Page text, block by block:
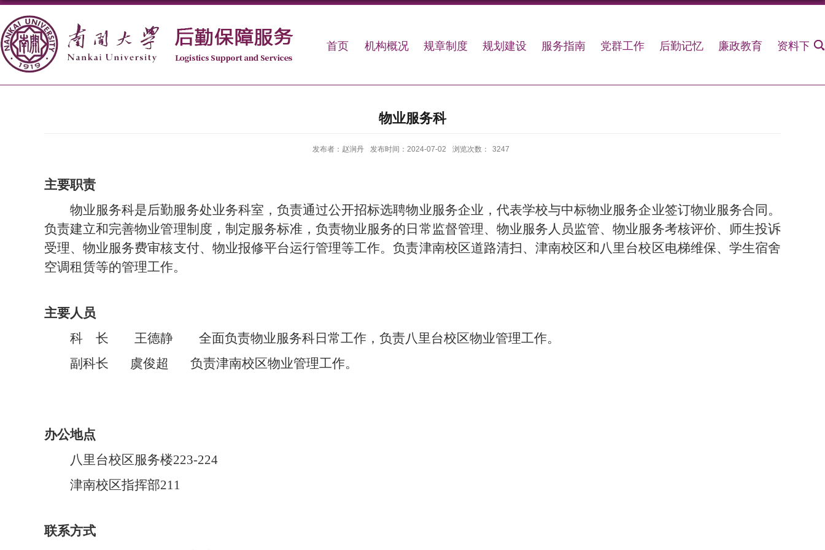
首页 机构概况 规章制度 规划建设 服务指南 党群工作 后勤记忆 廉政教育 资料下载
物业服务科
发布者：赵涧丹 发布时间：2024-07-02 浏览次数： 3247
主要职责
物业服务科是后勤服务处业务科室，负责通过公开招标选聘物业服务企业，代表学校与中标物业服务企业签订物业服务合同。
负责建立和完善物业管理制度，制定服务标准，负责物业服务的日常监督管理、物业服务人员监管、物业服务考核评价、师生投诉
受理、物业服务费审核支付、物业报修平台运行管理等工作。负责津南校区道路清扫、津南校区和八里台校区电梯维保、学生宿舍
空调租赁等的管理工作。
主要人员
科 长 王德静 全面负责物业服务科日常工作，负责八里台校区物业管理工作。
副科长 虞俊超 负责津南校区物业管理工作。
办公地点
八里台校区服务楼223-224
津南校区指挥部211
联系方式